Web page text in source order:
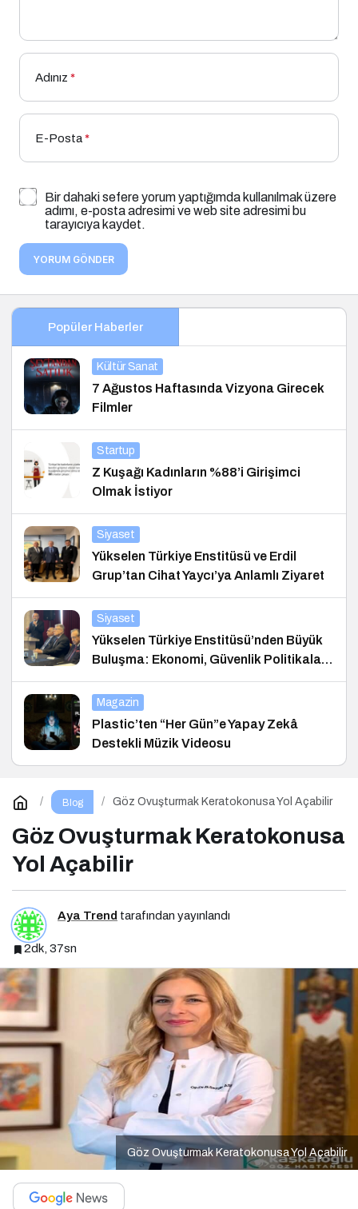
Adınız *
E-Posta*
Bir dahaki sefere yorum yaptığımda kullanılmak üzere
adımı, e-posta adresimi ve web site adresimi bu
tarayıcıya kaydet.
YORUM GÖNDER
Popüler Haberler
Kültür Sanat
7 Ağustos Haftasında Vizyona Girecek
Filmler
Startup
Z Kuşağı Kadınların %88’i Girişimci
Olmak İstiyor
Siyaset
Yükselen Türkiye Enstitüsü ve Erdil
Grup’tan Cihat Yaycı’ya Anlamlı Ziyaret
Siyaset
Yükselen Türkiye Enstitüsü’nden Büyük
Buluşma: Ekonomi, Güvenlik Politikaları
ve Hukuk Konferansı
Magazin
Plastic’ten “Her Gün”e Yapay Zekâ
Destekli Müzik Videosu
Blog Göz Ovuşturmak Keratokonusa Yol Açabilir
Göz Ovuşturmak Keratokonusa
Yol Açabilir
Aya Trend tarafından yayınlandı
2dk, 37sn
Göz Ovuşturmak Keratokonusa Yol Açabilir